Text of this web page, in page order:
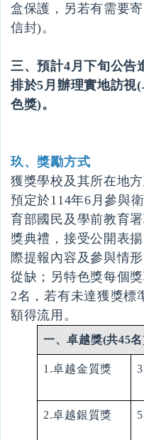
盒保護，另若有需要
信封)。
三、預計4月下旬公告
排於5 月辦理實地訪視(
色獎)。
玖、獎勵方式
獲獎學校及其所在地
預定於114年6月參與
育部國民及學前教育
獎典禮，接受公開表
際提報內容及參與情
從缺；另特色獎每個
2名，若有未達獲獎標
額得流用。
一、卓越獎(共45
1.卓越金質獎
2.卓越銀質獎